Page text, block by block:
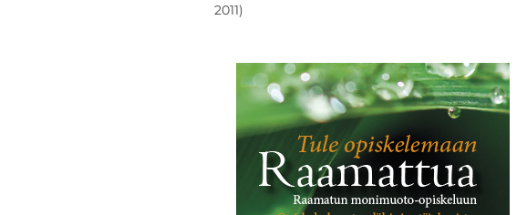
2011)